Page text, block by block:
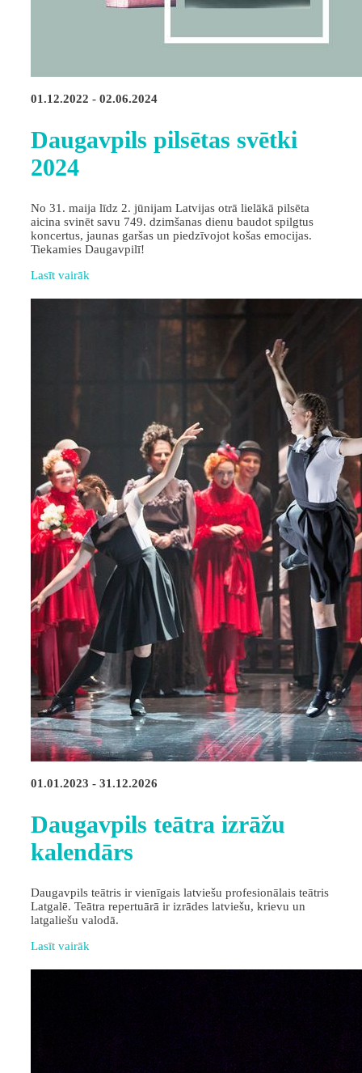
01.12.2022 - 02.06.2024
Daugavpils pilsētas svētki
2024
No 31. maija līdz 2. jūnijam Latvijas otrā lielākā pilsēta
aicina svinēt savu 749. dzimšanas dienu baudot spilgtus
koncertus, jaunas garšas un piedzīvojot košas emocijas.
Tiekamies Daugavpilī!
Lasīt vairāk
01.01.2023 - 31.12.2026
Daugavpils teātra izrāžu
kalendārs
Daugavpils teātris ir vienīgais latviešu profesionālais teātris
Latgalē. Teātra repertuārā ir izrādes latviešu, krievu un
latgaliešu valodā.
Lasīt vairāk